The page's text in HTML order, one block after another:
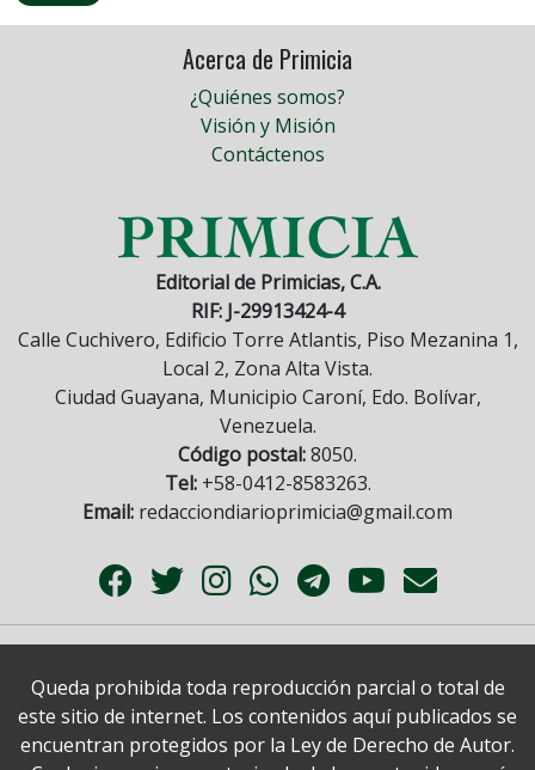
Acerca de Primicia
¿Quiénes somos?
Visión y Misión
Contáctenos
Editorial de Primicias, C.A.
RIF: J-29913424-4
Calle Cuchivero, Edificio Torre Atlantis, Piso Mezanina 1,
Local 2, Zona Alta Vista.
Ciudad Guayana, Municipio Caroní, Edo. Bolívar,
Venezuela.
Código postal:8050.
Tel:+58-0412-8583263.
Email: redacciondiarioprimicia@gmail.com
Queda prohibida toda reproducción parcial o total de
este sitio de internet. Los contenidos aquí publicados se
encuentran protegidos por la Ley de Derecho de Autor.